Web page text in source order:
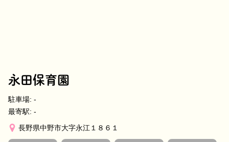
永田保育園
駐車場: -
最寄駅: -
長野県中野市大字永江１８６１